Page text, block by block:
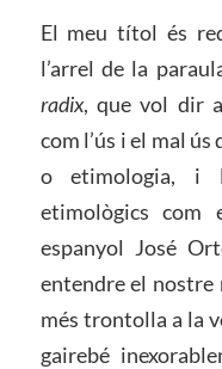
El meu títol és
l’arrel de la
radix, que vol dir
com l’ús i el mal
o etimologia, i
etimològics com
espanyol José
entendre el nostre
més trontolla a la
gairebé